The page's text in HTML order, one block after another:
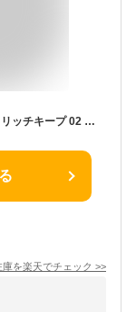
ヒロインメイク プライムリキッドアイライナー リッチキープ 02 ブラウンブラック(0.40ml)【ヒロインメイク】[アイライナー リキッドライナー ウォータープルーフ]
庫を楽天でチェック >>